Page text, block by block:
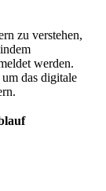
zu verstehen,
werden.
das digitale